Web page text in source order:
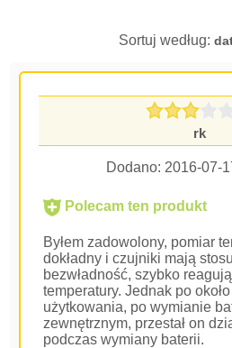
Sortuj według:
rk
Dodano: 2016-07-
Polecam ten produkt
Byłem zadowolony, pomiar
dokładny i czujniki mają
bezwładność, szybko
temperatury. Jednak po
użytkowania, po wymianie
zewnętrznym, przestał on
podczas wymiany baterii.